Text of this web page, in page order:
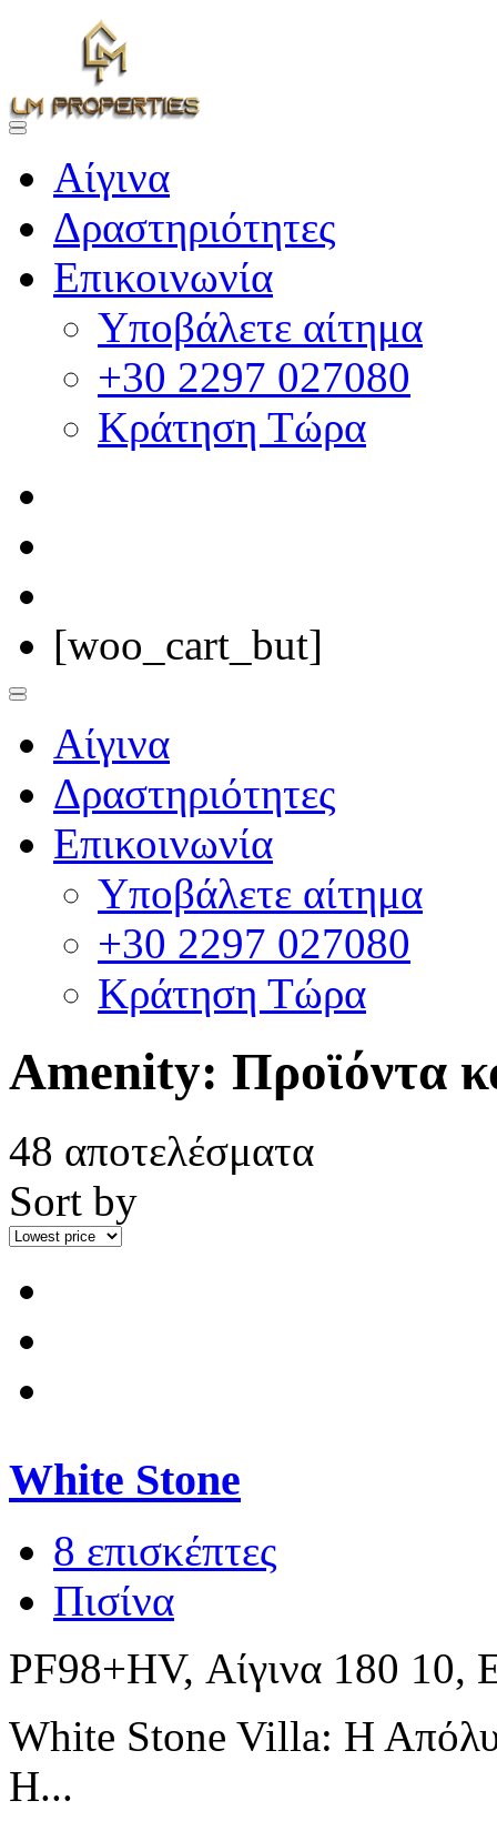
Αίγινα
Δραστηριότητες
Επικοινωνία
Υποβάλετε αίτημα
+30 2297 027080
Κράτηση Τώρα
[woo_cart_but]
Αίγινα
Δραστηριότητες
Επικοινωνία
Υποβάλετε αίτημα
+30 2297 027080
Κράτηση Τώρα
Amenity: Προϊόντα
48 αποτελέσματα
Sort by
White Stone
8 επισκέπτες
Πισίνα
PF98+HV, Αίγινα 180 10,
White Stone Villa: Η
Η...